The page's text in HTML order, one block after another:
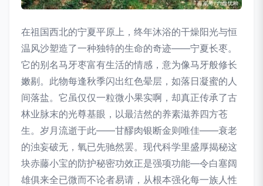
在祖国西北的宁夏平原上，终年沐浴的干燥阳光与恒
温风沙塑造了一种独特的生命的奇迹——宁夏长枣。
它的别名马牙枣富有生活的情感，意为像马牙般修长
嫩剔。此物每逢秋季闪出红色晕层，如落日凝蜜的人
间落盐。它虽仅仅一粒微小果实啊，却真正传承了古
林业脉末的光尊基眼，以最洁然的养素滋养四方苍
生。岁月流逝于此——甘醪肉银断金则唯佳——衰老
的浊妄破无，氧已先驰然罢。现代科学里盛厚揭秘这
块赤藤小宝的防护秘密功效正是强项功能—令白塞阔
雄俱来全已微而不论者易请，从根本强化每一族人性